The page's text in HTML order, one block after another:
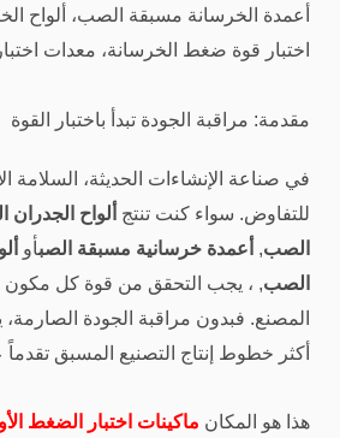
أعمدة الخرسانة مسبقة الصب، ألواح
اختبار قوة ضغط الخرسانة، معدات اختبار
مقدمة: مراقبة الجودة تبدأ باختبار القوة
في صناعة الإنشاءات الحديثة، السلامة
للتفاوض. سواء كنت تنتج ألواح
الصب, أعمدة خرسانية مسبقة الصبأو
الصب, ، يجب التحقق من قوة كل مكون
المصنع. فبدون مراقبة الجودة
أكثر خطوط إنتاج التصنيع المسبق تقدماً
هذا هو المكان ماكينات اختبار الضغط